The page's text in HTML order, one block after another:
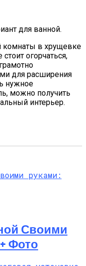
для ванной.
комнаты в хрущевке
огорчаться,
для расширения
нужное
можно получить
интерьер.
Своими
Фото